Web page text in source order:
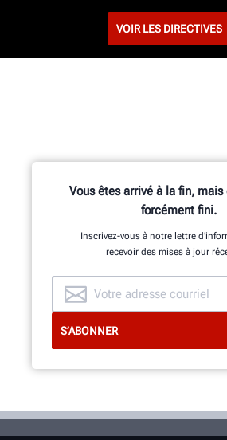
VOIR LES DIRECTIVES
Vous êtes arrivé à la fin, mais
forcément fini.
Inscrivez-vous à notre lettre
recevoir des mises à jour